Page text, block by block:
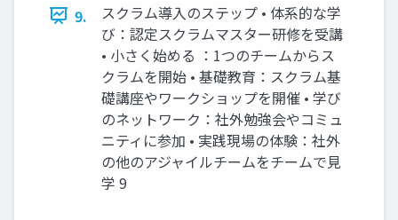
9.
スクラム導入のステップ • 体系的な学
び：認定スクラムマスター研修を受講
• 小さく始める ：1つのチームからス
クラムを開始 • 基礎教育：スクラム基
礎講座やワークショップを開催 • 学び
のネットワーク：社外勉強会やコミュ
ニティに参加 • 実践現場の体験：社外
の他のアジャイルチームをチームで見
学 9